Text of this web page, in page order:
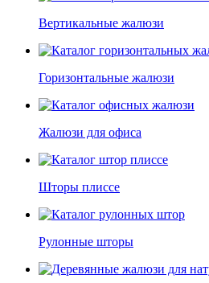
Вертикальные жалюзи
Горизонтальные жалюзи
Жалюзи для офиса
Шторы плиссе
Рулонные шторы